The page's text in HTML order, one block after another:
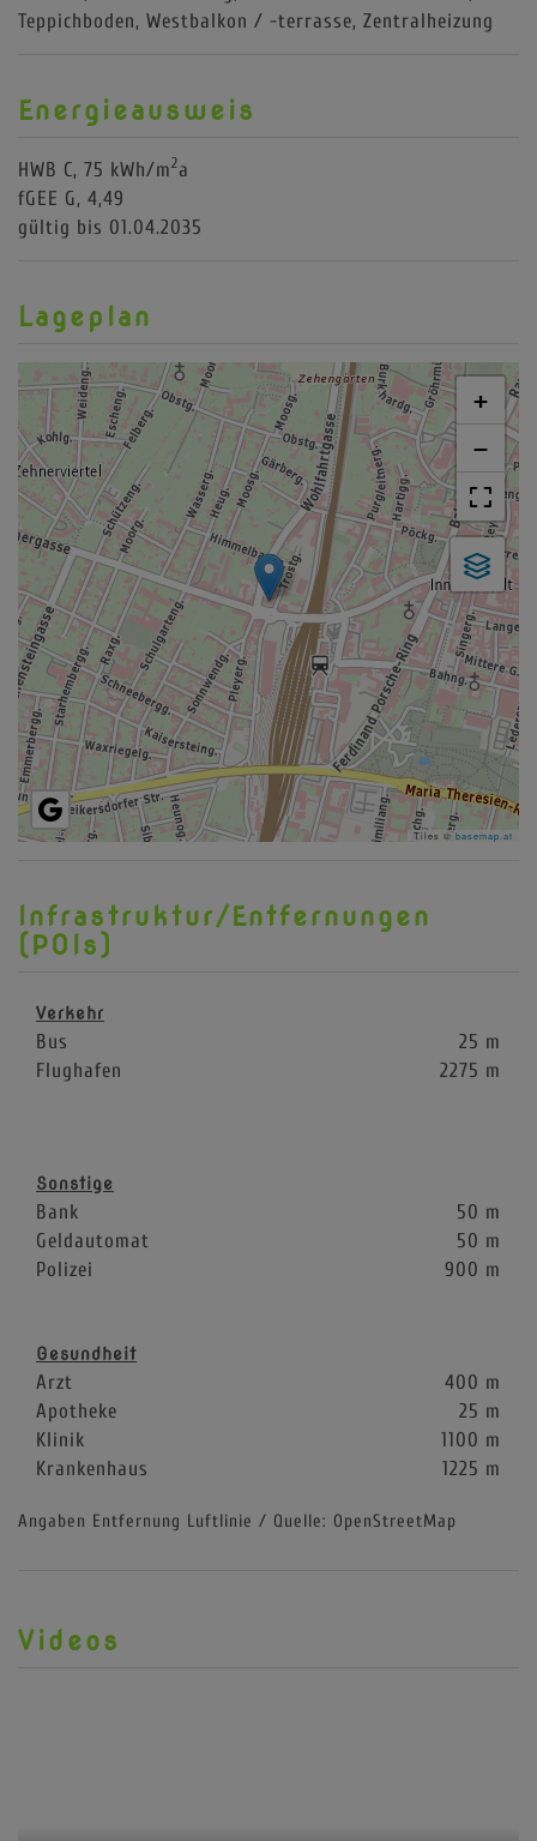
Teppichboden Westbalkon / -terrasse Zentralheizung
Energieausweis
HWB C, 75 kWh/m2a
fGEE G, 4,49
gültig bis 01.04.2035
Lageplan
+
−
Tiles © basemap.at
Infrastruktur/Entfernungen
(POIs)
Verkehr
Bus
25 m
Flughafen
2275 m
Sonstige
Bank
50 m
Geldautomat
50 m
Polizei
900 m
Gesundheit
Arzt
400 m
Apotheke
25 m
Klinik
1100 m
Krankenhaus
1225 m
Angaben Entfernung Luftlinie / Quelle: OpenStreetMap
Videos